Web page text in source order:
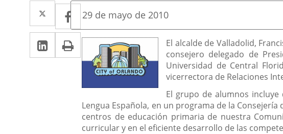
Twitter
Enlace
a
una
aplicación
Facebook
Enlace
a
una
aplicación
externa.
Linkedin
Enlace
a
aplicación
externa.
Print
Fecha
la
noticia
29 de mayo de 2010
Descripción
El alcalde de Valladolid,
consejero delegado de
Universidad de Central
vicerrectora de Relaciones
El grupo de alumnos
Lengua Española, en un programa de la
centros de educación primaria de nuestra
curricular y en el eficiente desarrollo de las